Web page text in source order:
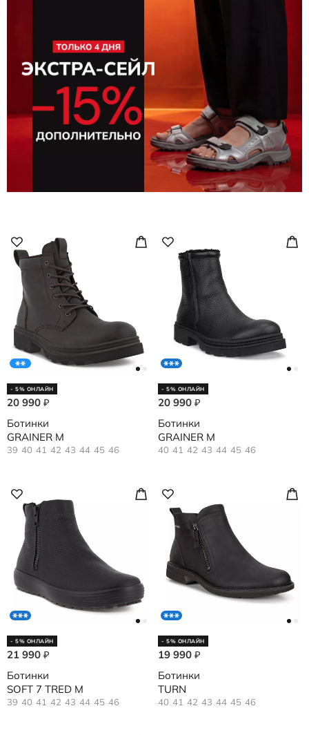
- 5% ОНЛАЙН
20 990 ₽
Ботинки
GRAINER M
39 40 41 42 43 44 45 46
- 5% ОНЛАЙН
20 990 ₽
Ботинки
GRAINER M
40 41 42 43 44 45 46
- 5% ОНЛАЙН
21 990 ₽
Ботинки
SOFT 7 TRED M
39 40 41 42 43 44 45 46
- 5% ОНЛАЙН
19 990 ₽
Ботинки
TURN
40 41 42 43 44 45 46